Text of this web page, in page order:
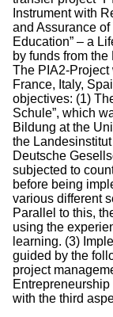
Instrument with
and Assurance
Education” – a
by funds from
The PIA2-Project
France, Italy,
objectives: (1)
Schule”, which
Bildung at the
the
Deutsche
subjected to
before being
various different
Parallel to this,
using the
learning. (3)
guided by the
project
with the third